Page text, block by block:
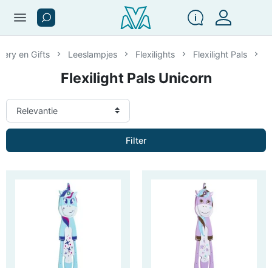
menu
en Gifts Leeslampjes Flexilights Flexilight Pals
Flexilight Pals Unicorn
Filter